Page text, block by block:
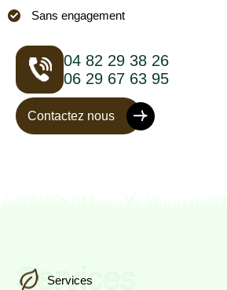
Sans engagement
04 82 29 38 26
06 29 67 63 95
Contactez nous
Services
Services